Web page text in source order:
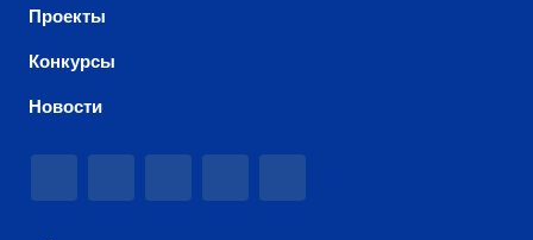
Проекты
Конкурсы
Новости